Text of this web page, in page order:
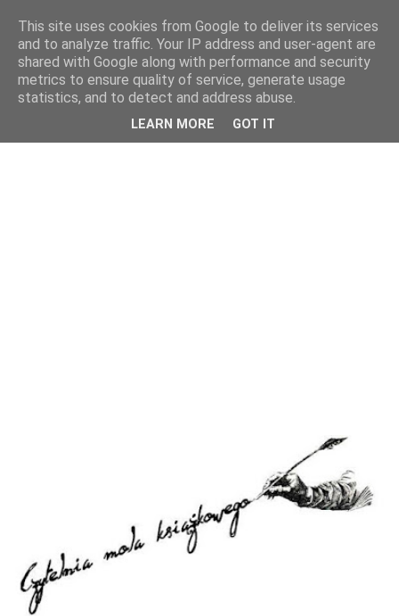
This site uses cookies from Google to deliver its services
and to analyze traffic. Your IP address and user-agent are
shared with Google along with performance and security
metrics to ensure quality of service, generate usage
statistics, and to detect and address abuse.
LEARN MORE GOT IT